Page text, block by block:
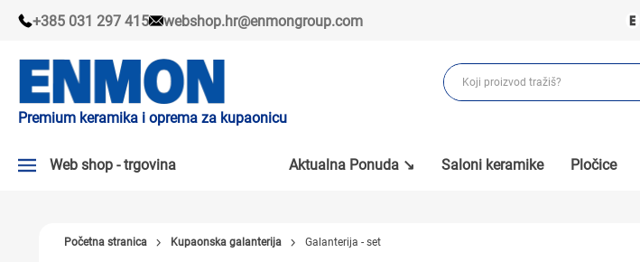
+385 031 297 415 webshop.hr@enmongroup.com
Premium keramika i oprema za kupaonicu
Web shop - trgovina Aktualna Ponuda ↘ Saloni keramike Pločice
Početna stranica Kupaonska galanterija Galanterija - set